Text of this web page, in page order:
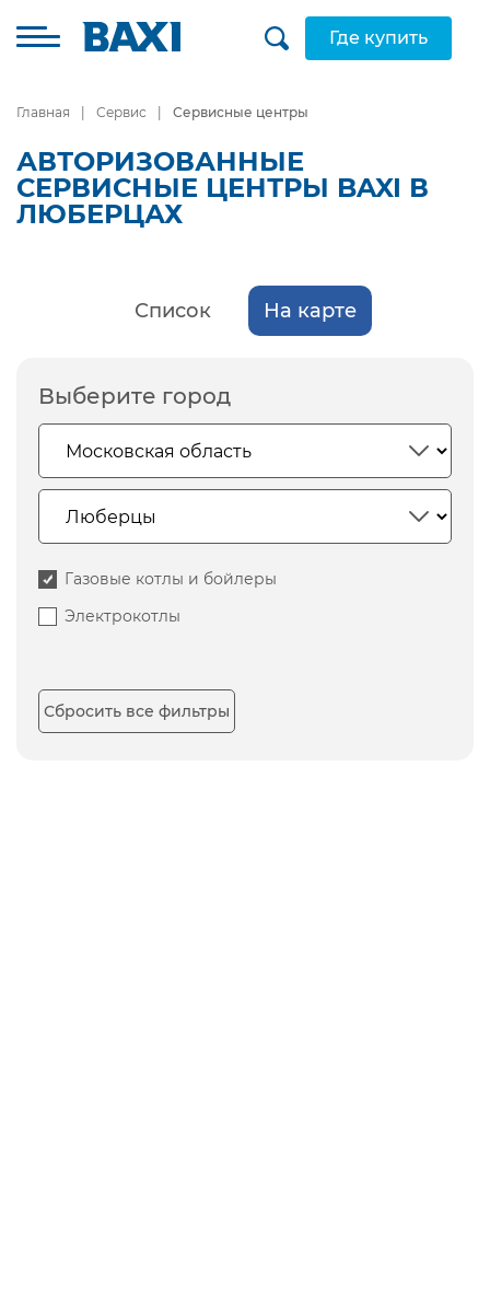
Где купить
Главная Сервис Сервисные центры
АВТОРИЗОВАННЫЕ
СЕРВИСНЫЕ ЦЕНТРЫ BAXI В
ЛЮБЕРЦАХ
Список На карте
Выберите город
Газовые котлы и бойлеры
Электрокотлы
Сбросить все фильтры